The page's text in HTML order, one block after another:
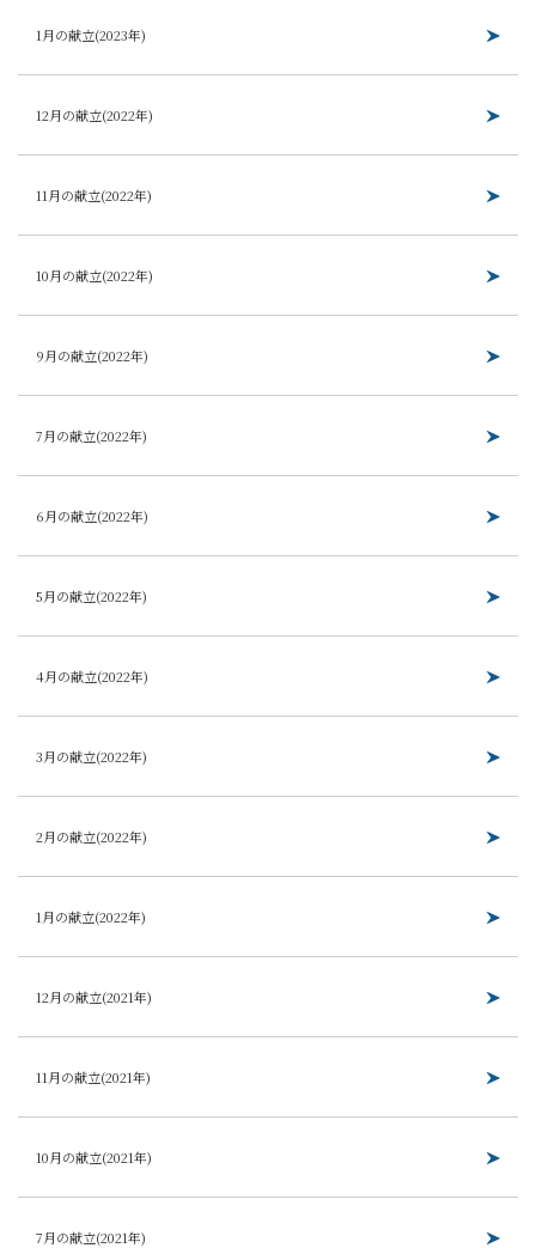
1月の献立(2023年)
12月の献立(2022年)
11月の献立(2022年)
10月の献立(2022年)
9月の献立(2022年)
7月の献立(2022年)
6月の献立(2022年)
5月の献立(2022年)
4月の献立(2022年)
3月の献立(2022年)
2月の献立(2022年)
1月の献立(2022年)
12月の献立(2021年)
11月の献立(2021年)
10月の献立(2021年)
7月の献立(2021年)